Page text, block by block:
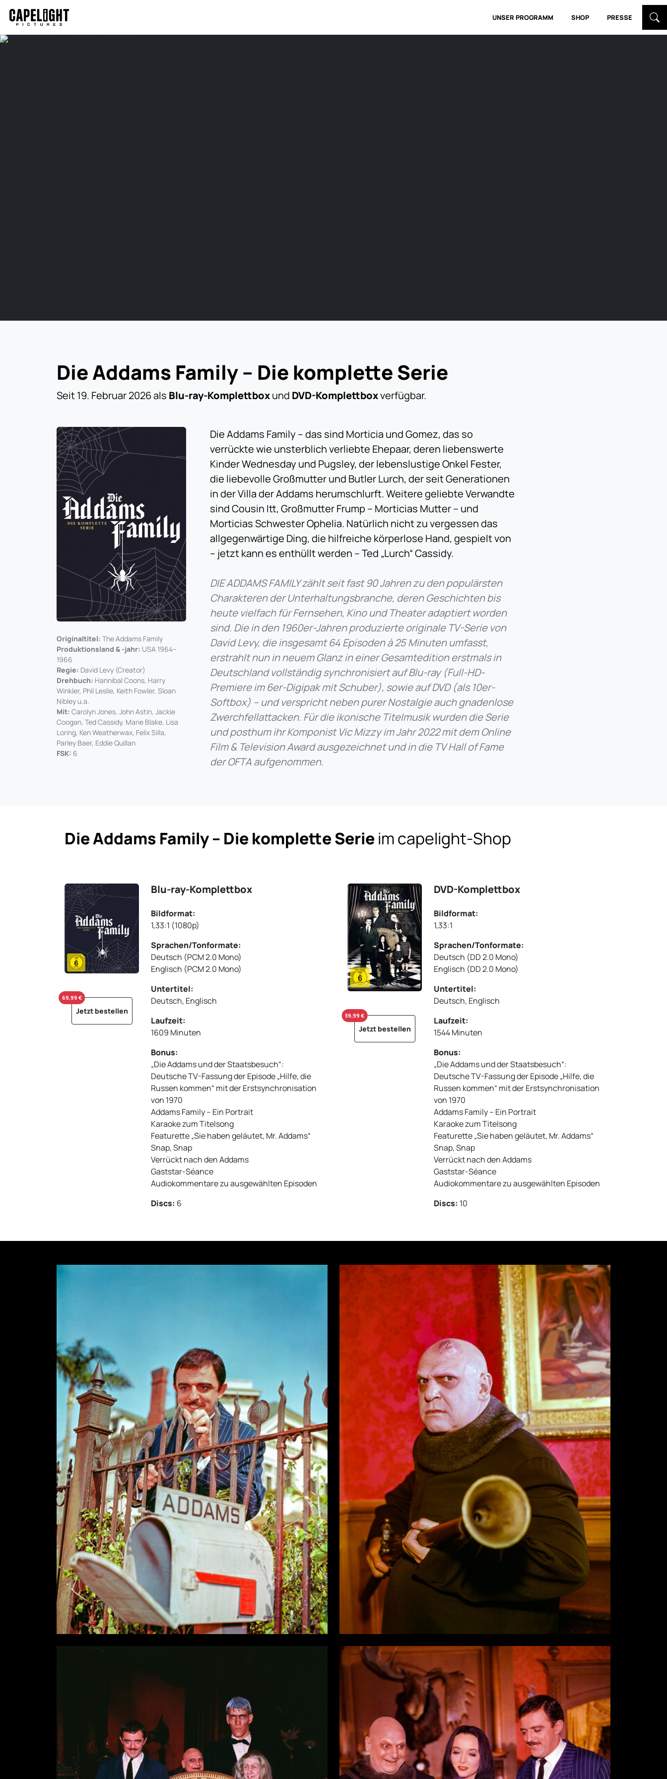
UNSER PROGRAMM SHOP PRESSE
Die Addams Family – Die komplette Serie
Seit 19. Februar 2026 als Blu-ray-Komplettboxund DVD-Komplettboxverfügbar.
Originaltitel: The Addams Family
Produktionsland & -jahr: USA 1964–
1966
Regie: David Levy (Creator)
Drehbuch: Hannibal Coons, Harry
Winkler, Phil Leslie, Keith Fowler, Sloan
Nibley u.a.
Mit: Carolyn Jones, John Astin, Jackie
Coogan, Ted Cassidy, Marie Blake, Lisa
Loring, Ken Weatherwax, Felix Silla,
Parley Baer, Eddie Quillan
FSK: 6
Die Addams Family – das sind Morticia und Gomez, das so
verrückte wie unsterblich verliebte Ehepaar, deren liebenswerte
Kinder Wednesday und Pugsley, der lebenslustige Onkel Fester,
die liebevolle Großmutter und Butler Lurch, der seit Generationen
in der Villa der Addams herumschlurft. Weitere geliebte Verwandte
sind Cousin Itt, Großmutter Frump – Morticias Mutter – und
Morticias Schwester Ophelia. Natürlich nicht zu vergessen das
allgegenwärtige Ding, die hilfreiche körperlose Hand, gespielt von
– jetzt kann es enthüllt werden – Ted „Lurch“ Cassidy.
DIE ADDAMS FAMILY zählt seit fast 90 Jahren zu den populärsten
Charakteren der Unterhaltungsbranche, deren Geschichten bis
heute vielfach für Fernsehen, Kino und Theater adaptiert worden
sind. Die in den 1960er-Jahren produzierte originale TV-Serie von
David Levy, die insgesamt 64 Episoden à 25 Minuten umfasst,
erstrahlt nun in neuem Glanz in einer Gesamtedition erstmals in
Deutschland vollständig synchronisiert auf Blu-ray (Full-HD-
Premiere im 6er-Digipak mit Schuber), sowie auf DVD (als 10er-
Softbox) – und verspricht neben purer Nostalgie auch gnadenlose
Zwerchfellattacken. Für die ikonische Titelmusik wurden die Serie
und posthum ihr Komponist Vic Mizzy im Jahr 2022 mit dem Online
Film & Television Award ausgezeichnet und in die TV Hall of Fame
der OFTA aufgenommen.
Die Addams Family – Die komplette Serieim capelight-Shop
Jetzt bestellen
69,99 €
Blu-ray-Komplettbox
Bildformat:
1,33:1 (1080p)
Sprachen/Tonformate:
Deutsch (PCM 2.0 Mono)
Englisch (PCM 2.0 Mono)
Untertitel:
Deutsch, Englisch
Laufzeit:
1609 Minuten
Bonus:
„Die Addams und der Staatsbesuch“:
Deutsche TV-Fassung der Episode „Hilfe, die
Russen kommen“ mit der Erstsynchronisation
von 1970
Addams Family – Ein Portrait
Karaoke zum Titelsong
Featurette „Sie haben geläutet, Mr. Addams“
Snap, Snap
Verrückt nach den Addams
Gaststar-Séance
Audiokommentare zu ausgewählten Episoden
Discs: 6
Jetzt bestellen
59,99 €
DVD-Komplettbox
Bildformat:
1,33:1
Sprachen/Tonformate:
Deutsch (DD 2.0 Mono)
Englisch (DD 2.0 Mono)
Untertitel:
Deutsch, Englisch
Laufzeit:
1544 Minuten
Bonus:
„Die Addams und der Staatsbesuch“:
Deutsche TV-Fassung der Episode „Hilfe, die
Russen kommen“ mit der Erstsynchronisation
von 1970
Addams Family – Ein Portrait
Karaoke zum Titelsong
Featurette „Sie haben geläutet, Mr. Addams“
Snap, Snap
Verrückt nach den Addams
Gaststar-Séance
Audiokommentare zu ausgewählten Episoden
Discs: 10